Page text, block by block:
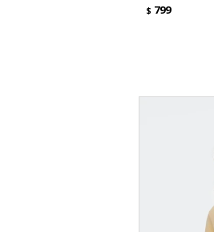
$ 799